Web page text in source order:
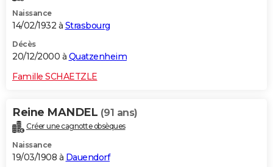
Naissance
14/02/1932 à Strasbourg
Décès
20/12/2000 à Quatzenheim
Famille SCHAETZLE
Reine MANDEL (91 ans)
Créer une cagnotte obsèques
Naissance
19/03/1908 à Dauendorf